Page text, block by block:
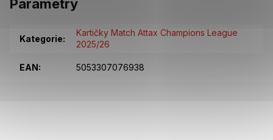
Parametry
Kategorie:
Kartičky Match Attax Champions League
2025/26
EAN: 5053307076938